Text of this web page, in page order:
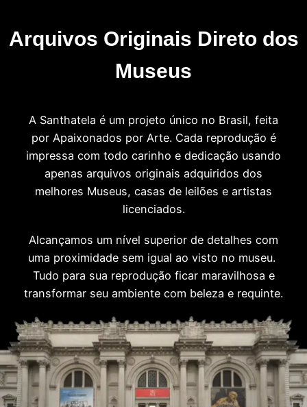
Arquivos Originais Direto dos
Museus
A Santhatela é um projeto único no Brasil, feita
por Apaixonados por Arte. Cada reprodução é
impressa com todo carinho e dedicação usando
apenas arquivos originais adquiridos dos
melhores Museus, casas de leilões e artistas
licenciados.
Alcançamos um nível superior de detalhes com
uma proximidade sem igual ao visto no museu.
Tudo para sua reprodução ficar maravilhosa e
transformar seu ambiente com beleza e requinte.